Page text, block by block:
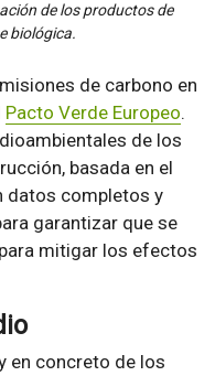
de los productos de
biológica.
de carbono en
Pacto Verde Europeo.
de los
basada en el
datos completos y
garantizar que se
mitigar los efectos
en concreto de los